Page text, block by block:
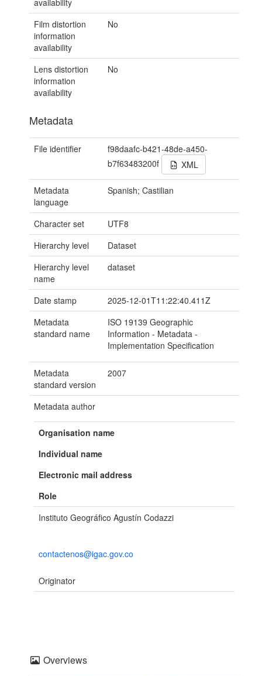
availability
Film distortion
information
availability
No
Lens distortion
information
availability
No
Metadata
File identifier
f98daafc-b421-48de-a450-
b7f63483200f
XML
Metadata
language
Spanish; Castilian
Character set
UTF8
Hierarchy level
Dataset
Hierarchy level
name
dataset
Date stamp
2025-12-01T11:22:40.411Z
Metadata
standard name
ISO 19139 Geographic
Information - Metadata -
Implementation Specification
Metadata
standard version
2007
Metadata author
Organisation name
Individual name
Electronic mail address
Role
Instituto Geográfico Agustín Codazzi
contactenos@igac.gov.co
Originator
Overviews